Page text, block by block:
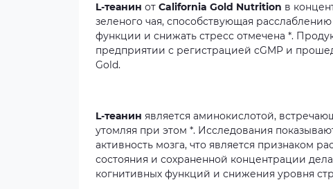
L-теанин от California Gold Nutrition в
зеленого чая, способствующая расслаблению
функции и снижать стресс отмечена *.
предприятии с регистрацией cGMP и
Gold.
L-теанин является аминокислотой,
утомляя при этом *. Исследования
активность мозга, что является признаком
состояния и сохраненной концентрации
когнитивных функций и снижения уровня